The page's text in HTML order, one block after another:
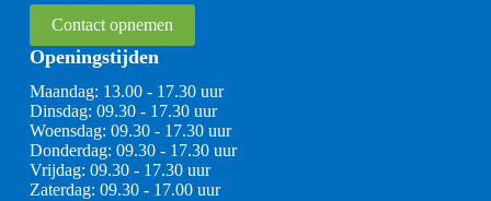
Contact opnemen
Openingstijden
Maandag: 13.00 - 17.30 uur
Dinsdag: 09.30 - 17.30 uur
Woensdag: 09.30 - 17.30 uur
Donderdag: 09.30 - 17.30 uur
Vrijdag: 09.30 - 17.30 uur
Zaterdag: 09.30 - 17.00 uur